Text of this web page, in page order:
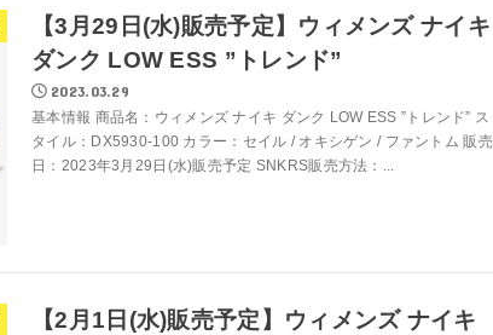
【3月29日(水)販売予定】ウィメンズ ナイキ
ダンク LOW ESS ”トレンド”
2023.03.29
基本情報 商品名：ウィメンズ ナイキ ダンク LOW ESS ”トレンド” ス
タイル：DX5930-100 カラー：セイル / オキシゲン / ファントム 販売
日：2023年3月29日(水)販売予定 SNKRS販売方法：...
【2月1日(水)販売予定】ウィメンズ ナイキ